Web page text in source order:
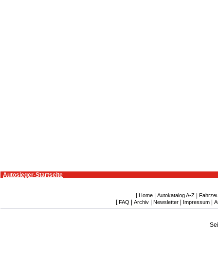
Autosieger-Startseite
[ Home| Autokatalog A-Z|
[ FAQ Archiv Newsletter Impressum